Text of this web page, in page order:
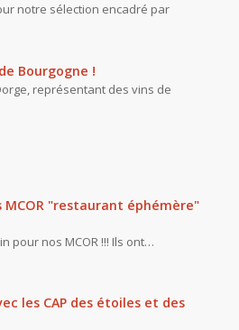
notre sélection encadré par
Bourgogne !
représentant des vins de
MCOR "restaurant éphémère"
pour nos MCOR !!! Ils ont…
les CAP des étoiles et des